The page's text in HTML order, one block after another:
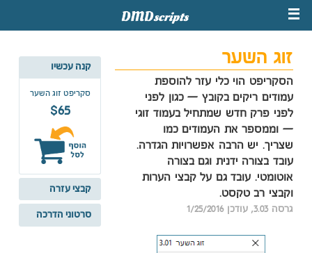
קנה עכשיו
סקריפט זוג השער
$65
קבצי עזרה
סרטוני הדרכה
זוג השער
הסקריפט הוי כלי עזר להוספת
עמודים ריקים בקובץ — כגון לפני
לפני פרק חדש שמתחיל בעמוד זוגי
— וממספר את העמודים כמו
שצריך. יש הרבה אפשרויות הגדרה.
עובד בצורה ידנית וגם בצורה
אוטומטי. עובד גם על קבצי הערות
וקבצי רב טקסט.
גרסה 3.03, עודכן 1/25/2016